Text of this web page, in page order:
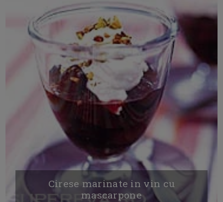
Cirese marinate in vin cu
mascarpone